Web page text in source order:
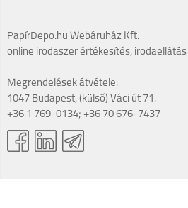
PapírDepo.hu Webáruház Kft.
online irodaszer értékesítés, irodaellátás
Megrendelések átvétele:
1047 Budapest, (külső) Váci út 71.
+36 1 769-0134; +36 70 676-7437